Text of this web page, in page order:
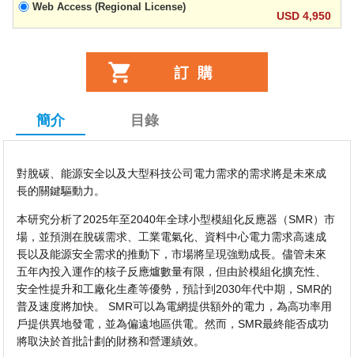
Web Access (Regional License)
USD 4,950
簡介 目錄
對脫碳、能源安全以及大型科技公司電力需求的需求將是未來成
長的關鍵驅動力。
本研究分析了2025年至2040年全球小型模組化反應器（SMR）市
場，並預測在脫碳需求、工業電氣化、資料中心電力需求高速成
長以及能源安全需求的推動下，市場將呈現強勁成長。儘管未來
五年內投入運作的核子反應爐數量有限，但由於模組化擴充性、
安全性提升和工廠化生產等優勢，預計到2030年代中期，SMR的
普及速度將加快。 SMR可以為電網提供額外的電力，為高功率用
戶提供異地發電，並為偏遠地區供電。然而，SMR最終能否成功
將取決於首批計劃的財務和營運績效。